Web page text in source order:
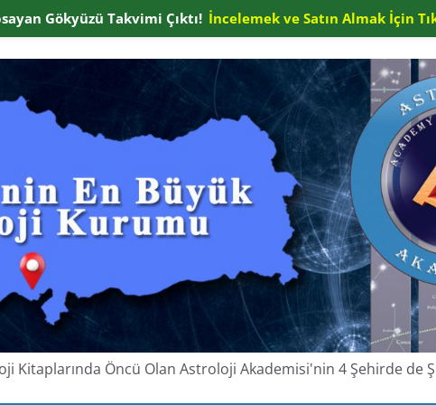
Kitaplarında Öncü Olan Astroloji Akademisi'nin 4 Şehirde de
Gökyüzü Takvimi Çıktı! İncelemek ve Satın Almak İçin